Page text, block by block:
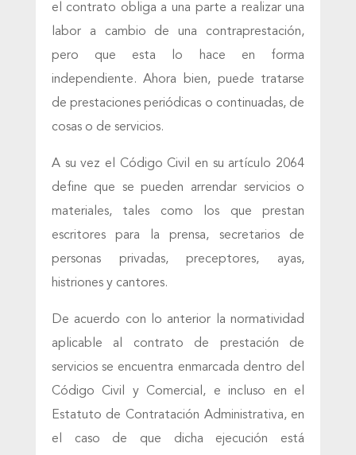
el contrato obliga a una parte a realizar una
labor a cambio de una contraprestación,
pero que esta lo hace en forma
independiente. Ahora bien, puede tratarse
de prestaciones periódicas o continuadas, de
cosas o de servicios.
A su vez el Código Civil en su artículo 2064
define que se pueden arrendar servicios o
materiales, tales como los que prestan
escritores para la prensa, secretarios de
personas privadas, preceptores, ayas,
histriones y cantores.
De acuerdo con lo anterior la normatividad
aplicable al contrato de prestación de
servicios se encuentra enmarcada dentro del
Código Civil y Comercial, e incluso en el
Estatuto de Contratación Administrativa, en
el caso de que dicha ejecución está